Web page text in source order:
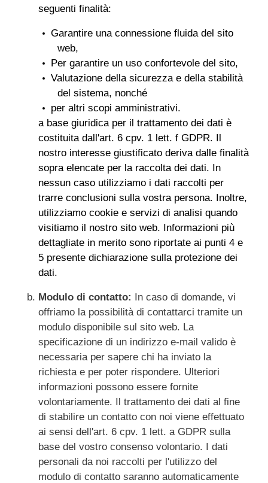
seguenti finalità:
Garantire una connessione fluida del sito
web,
Per garantire un uso confortevole del sito,
Valutazione della sicurezza e della stabilità
del sistema, nonché
per altri scopi amministrativi.
a base giuridica per il trattamento dei dati è
costituita dall'art. 6 cpv. 1 lett. f GDPR. Il
nostro interesse giustificato deriva dalle finalità
sopra elencate per la raccolta dei dati. In
nessun caso utilizziamo i dati raccolti per
trarre conclusioni sulla vostra persona. Inoltre,
utilizziamo cookie e servizi di analisi quando
visitiamo il nostro sito web. Informazioni più
dettagliate in merito sono riportate ai punti 4 e
5 presente dichiarazione sulla protezione dei
dati.
Modulo di contatto: In caso di domande, vi
offriamo la possibilità di contattarci tramite un
modulo disponibile sul sito web. La
specificazione di un indirizzo e-mail valido è
necessaria per sapere chi ha inviato la
richiesta e per poter rispondere. Ulteriori
informazioni possono essere fornite
volontariamente. Il trattamento dei dati al fine
di stabilire un contatto con noi viene effettuato
ai sensi dell'art. 6 cpv. 1 lett. a GDPR sulla
base del vostro consenso volontario. I dati
personali da noi raccolti per l'utilizzo del
modulo di contatto saranno automaticamente